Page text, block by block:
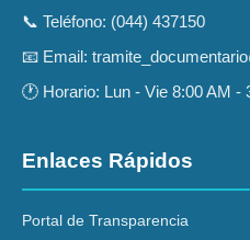
📞 Teléfono: (044) 437150
📧 Email:
🕐 Horario: Lun - Vie 8:00 AM -
Enlaces Rápidos
Portal de Transparencia